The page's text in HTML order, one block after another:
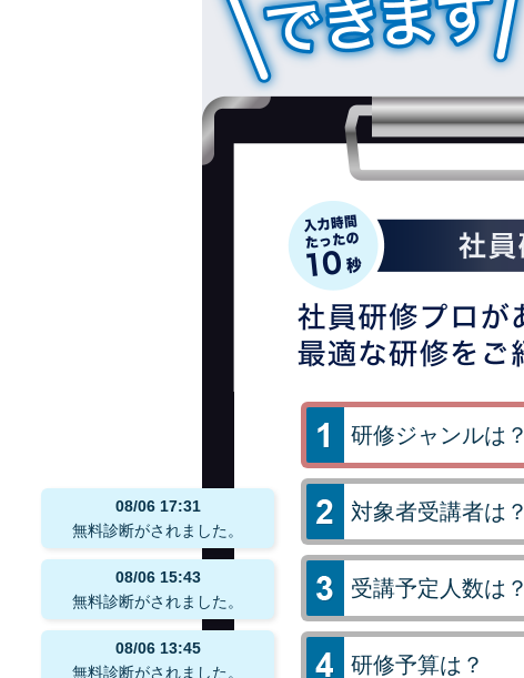
08/0617:31
無料診断がされました。
08/0615:43
無料診断がされました。
08/0613:45
無料診断がされました。
研修ジャンルは？
対象者受講者は？
受講予定人数は？
研修予算は？